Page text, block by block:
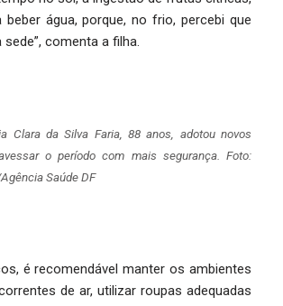
água, porque, no frio, percebi que
comenta a filha.
Clara da Silva Faria, 88 anos, adotou novos
o período com mais segurança. Foto:
Saúde DF
é recomendável manter os ambientes
de ar, utilizar roupas adequadas